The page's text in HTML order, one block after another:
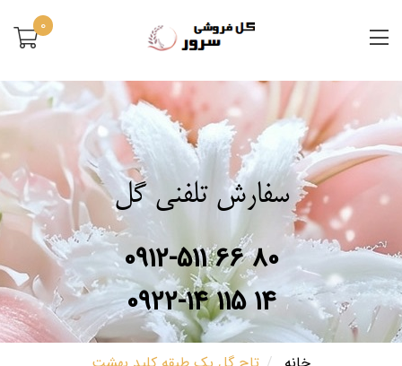
0
سفارش تلفنی گل
0912-511 66 80
0922-14 115 14